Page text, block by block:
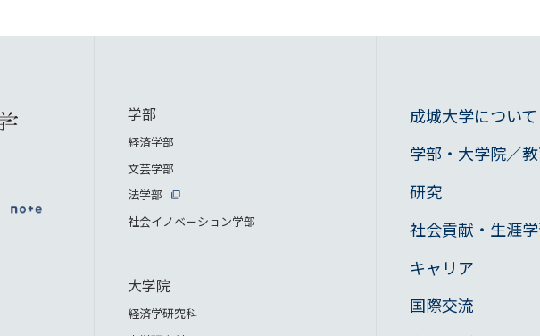
学部
経済学部
文芸学部
法学部
社会イノベーション学部
大学院
経済学研究科
成城大学について
学部・大学院／
研究
社会貢献・生涯
キャリア
国際交流